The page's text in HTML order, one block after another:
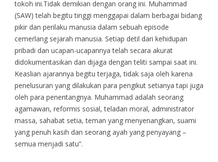
tokoh ini.Tidak demikian dengan orang ini. Muhammad
(SAW) telah begitu tinggi menggapai dalam berbagai bidang
pikir dan perilaku manusia dalam sebuah episode
cemerlang sejarah manusia. Setiap detil dari kehidupan
pribadi dan ucapan-ucapannya telah secara akurat
didokumentasikan dan dijaga dengan teliti sampai saat ini.
Keaslian ajarannya begitu terjaga, tidak saja oleh karena
penelusuran yang dilakukan para pengikut setianya tapi juga
oleh para penentangnya. Muhammad adalah seorang
agamawan, reformis sosial, teladan moral, administrator
massa, sahabat setia, teman yang menyenangkan, suami
yang penuh kasih dan seorang ayah yang penyayang –
semua menjadi satu”.